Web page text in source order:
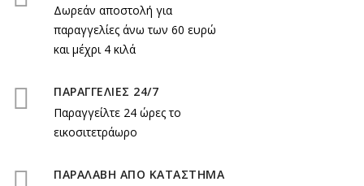
Δωρεάν αποστολή για
παραγγελίες άνω των 60 ευρώ
και μέχρι 4 κιλά
ΠΑΡΑΓΓΕΛΙΕΣ 24/7
Παραγγείλτε 24 ώρες το
εικοσιτετράωρο
ΠΑΡΑΛΑΒΗ ΑΠΟ ΚΑΤΑΣΤΗΜΑ